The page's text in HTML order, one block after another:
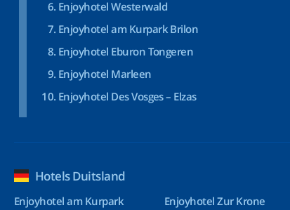
Enjoyhotel Westerwald
Enjoyhotel am Kurpark Brilon
Enjoyhotel Eburon Tongeren
Enjoyhotel Marleen
Enjoyhotel Des Vosges – Elzas
Hotels Duitsland
Enjoyhotel am Kurpark
Enjoyhotel Zur Krone